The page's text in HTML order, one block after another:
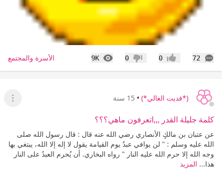
72
التعليقات إعجاب0 عدم إعجاب
0
9K
المشاهدات الأسرة والمجتمع
(*فديت الغالي*) • 15 سنة
عرض
كلمة جليلة القدر ,,,اتعرفون ماهي؟؟؟
عن عتبان بن مالكٍ الأنصاري رضي الله عنه قال : قال رسول الله صلى
الله عليه وسلم : " لن يوافي عبدٌ يوم القيامة يقول لا إله إلا الله، يبتغي بها
وجه الله إلا حرم الله عليه النار " رواه البخاري. أن يُحرم العبدُ على النار
هذا... المزيد